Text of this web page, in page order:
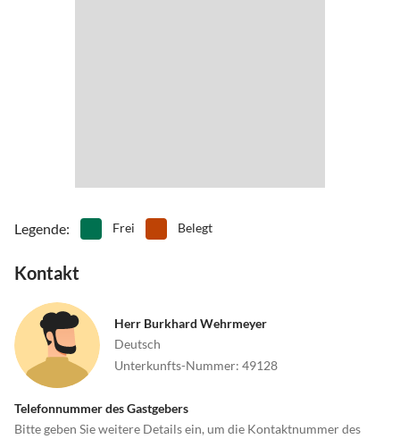
Legende: Frei Belegt
Kontakt
Herr Burkhard Wehrmeyer
Deutsch
Unterkunfts-Nummer: 49128
Telefonnummer des Gastgebers
Bitte geben Sie weitere Details ein, um die Kontaktnummer des